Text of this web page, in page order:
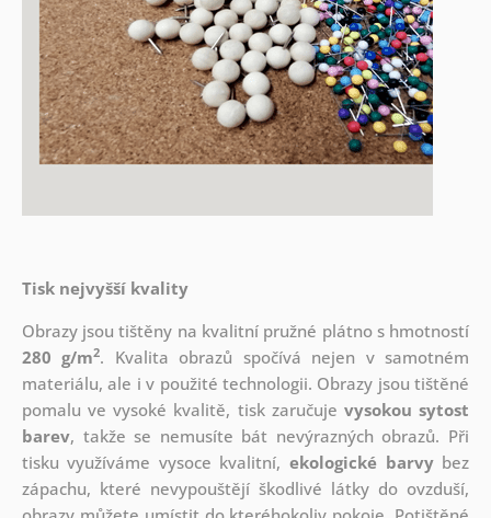
Tisk nejvyšší kvality
Obrazy jsou tištěny na kvalitní pružné plátno s hmotností
280 g/m2. Kvalita obrazů spočívá nejen v samotném
materiálu, ale i v použité technologii. Obrazy jsou tištěné
pomalu ve vysoké kvalitě, tisk zaručuje vysokou sytost
barev, takže se nemusíte bát nevýrazných obrazů. Při
tisku využíváme vysoce kvalitní,ekologické barvybez
zápachu, které nevypouštějí škodlivé látky do ovzduší,